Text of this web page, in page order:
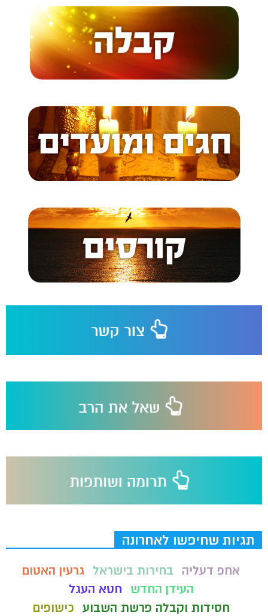
תגיות שחיפשו לאחרונה
אחפ דעליה בחירות בישראל גרעין האטום
העידן החדש
חטא העגל
חסידות וקבלה פרשת השבוע כישופים